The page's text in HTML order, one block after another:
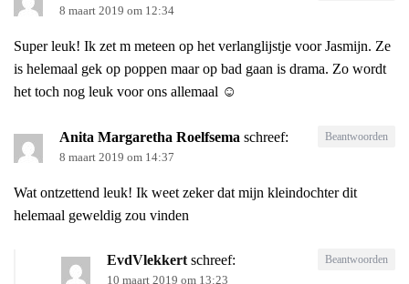
8 maart 2019 om 12:34
Super leuk! Ik zet m meteen op het verlanglijstje voor Jasmijn. Ze
is helemaal gek op poppen maar op bad gaan is drama. Zo wordt
het toch nog leuk voor ons allemaal ☺️
Anita Margaretha Roelfsema schreef:
8 maart 2019 om 14:37
Wat ontzettend leuk! Ik weet zeker dat mijn kleindochter dit
helemaal geweldig zou vinden
Beantwoorden
EvdVlekkert schreef:
10 maart 2019 om 13:23
Beantwoorden